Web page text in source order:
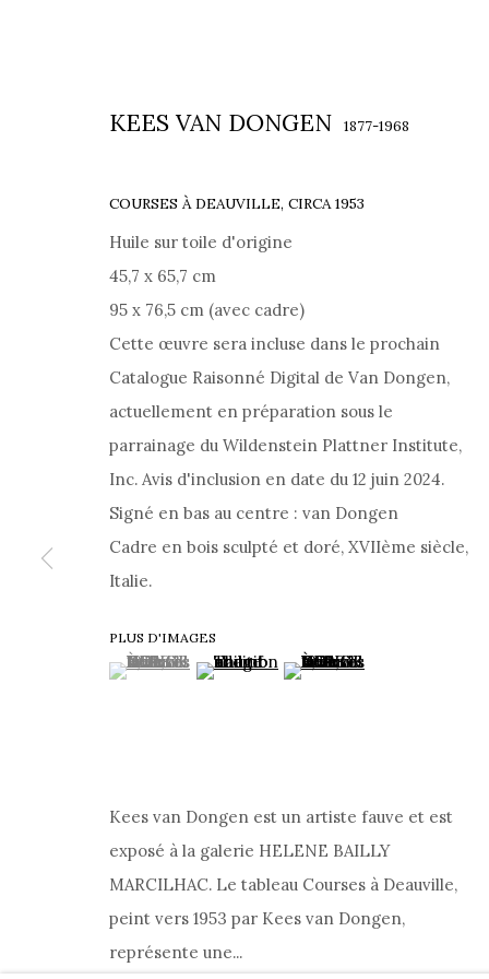
PEINTURES
71 RUE DU FAUBOURG SAINT-HONORÉ, 75008
•CONTACT• DISCUTER SUR WHATSAPP •
POLITIQUE DE CONFIDENTIALITÉ
JOURNAL
COPYRIGHT @ 2026 HELENE BAILLY MARCILHAC
KEES VAN DONGEN 1877-1968
COURSES À DEAUVILLE, CIRCA 1953
Huile sur toile d'origine
45,7 x 65,7 cm
95 x 76,5 cm (avec cadre)
Cette œuvre sera incluse dans le prochain
Catalogue Raisonné Digital de Van Dongen,
actuellement en préparation sous le
parrainage du Wildenstein Plattner Institute,
Inc. Avis d'inclusion en date du 12 juin 2024.
Signé en bas au centre : van Dongen
Cadre en bois sculpté et doré, XVIIème siècle,
Italie.
PLUS D'IMAGES
(View a larger image of thumbnail 1 )
, currently selected.
, currently selected.
, currently selected.(View a larger image of thumbnail 2 )
(View a larger image of
Kees van Dongen est un artiste fauve et est
exposé à la galerie HELENE BAILLY
MARCILHAC. Le tableau Courses à Deauville,
peint vers 1953 par Kees van Dongen,
représente une...